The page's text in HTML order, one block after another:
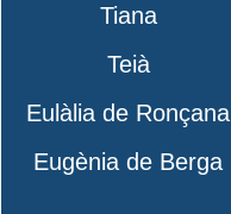
Tiana
Teià
Eulàlia de Ronçana
Eugènia de Berga